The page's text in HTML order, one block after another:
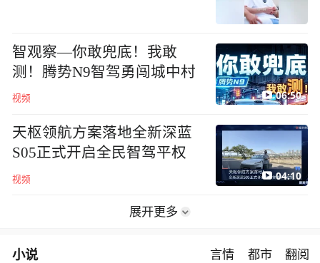
智观察—你敢兜底！我敢
测！腾势N9智驾勇闯城中村
视频 06:50
天枢领航方案落地全新深蓝
S05正式开启全民智驾平权
视频 04:10
展开更多
小说 言情 都市 翻阅